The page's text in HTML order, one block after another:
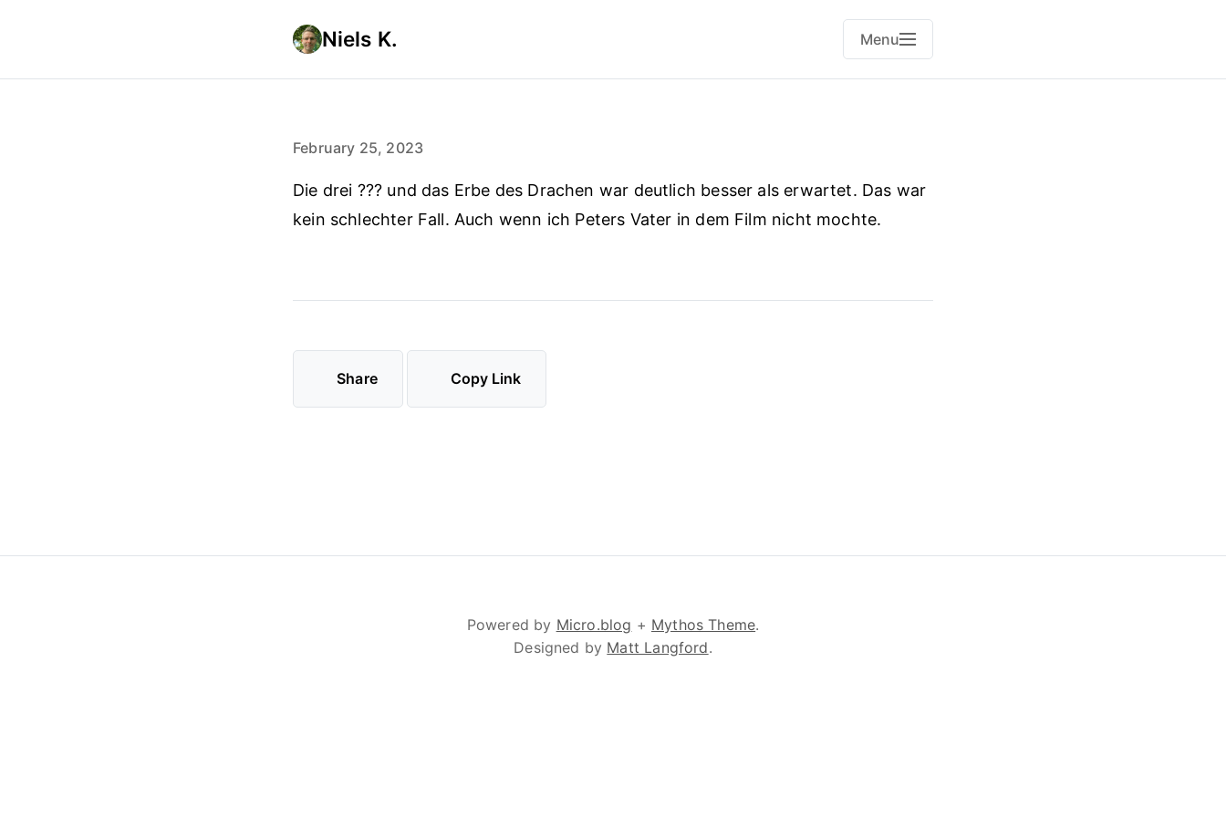
Niels K. Menu
February 25, 2023
Die drei ??? und das Erbe des Drachen war deutlich besser als erwartet. Das war
kein schlechter Fall. Auch wenn ich Peters Vater in dem Film nicht mochte.
Share Copy Link
Powered by Micro.blog + Mythos Theme.
Designed by Matt Langford.